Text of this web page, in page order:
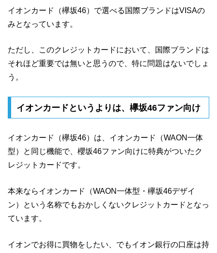
イオンカード（欅坂46）で選べる国際ブランドはVISAの
みとなっています。
ただし、このクレジットカードにおいて、国際ブランドは
それほど重要では無いと思うので、特に問題はないでしょ
う。
イオンカードというよりは、欅坂46ファン向け
イオンカード（欅坂46）は、イオンカード（WAON一体
型）と同じ機能で、櫻坂46ファン向けに特典がついたク
レジットカードです。
本来ならイオンカード（WAON一体型・欅坂46デザイ
ン）という名称でもおかしくないクレジットカードとなっ
ています。
イオンでお得に買物をしたい、でもイオン銀行の口座は持